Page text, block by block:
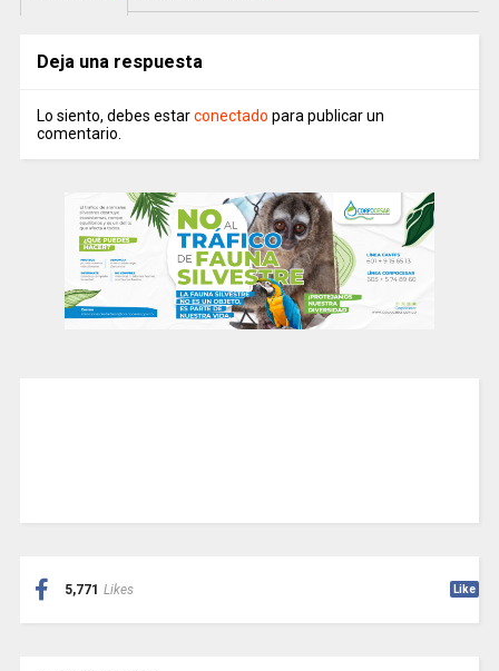
Deja una respuesta
Lo siento, debes estarconectado para publicar un
comentario.
5,771 Likes Like